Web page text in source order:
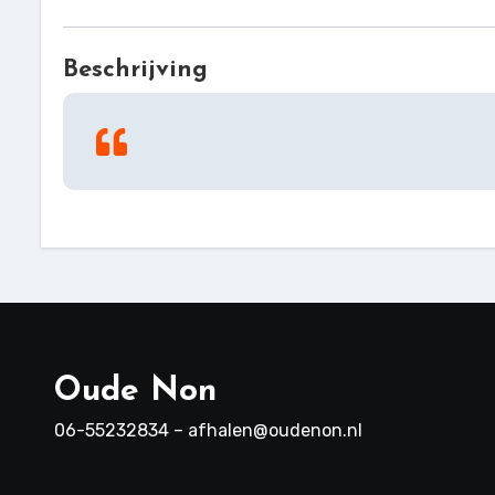
Beschrijving
Oude Non
06-55232834 – afhalen@oudenon.nl